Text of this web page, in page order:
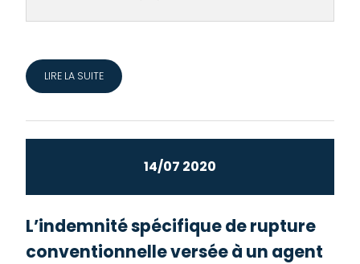
LIRE LA SUITE
14/07 2020
L’indemnité spécifique de rupture
conventionnelle versée à un agent